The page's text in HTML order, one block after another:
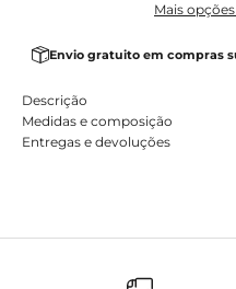
Mais
Envio gratuito em compras
Descrição
Medidas e composição
Entregas e devoluções